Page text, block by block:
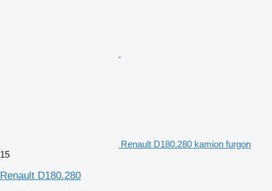
Renault D180.280 kamion furgon
15
Renault D180.280